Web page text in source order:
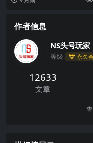
带着可怕的武器库...
作者信息
NS头号玩家
等级 永久
12633
文章